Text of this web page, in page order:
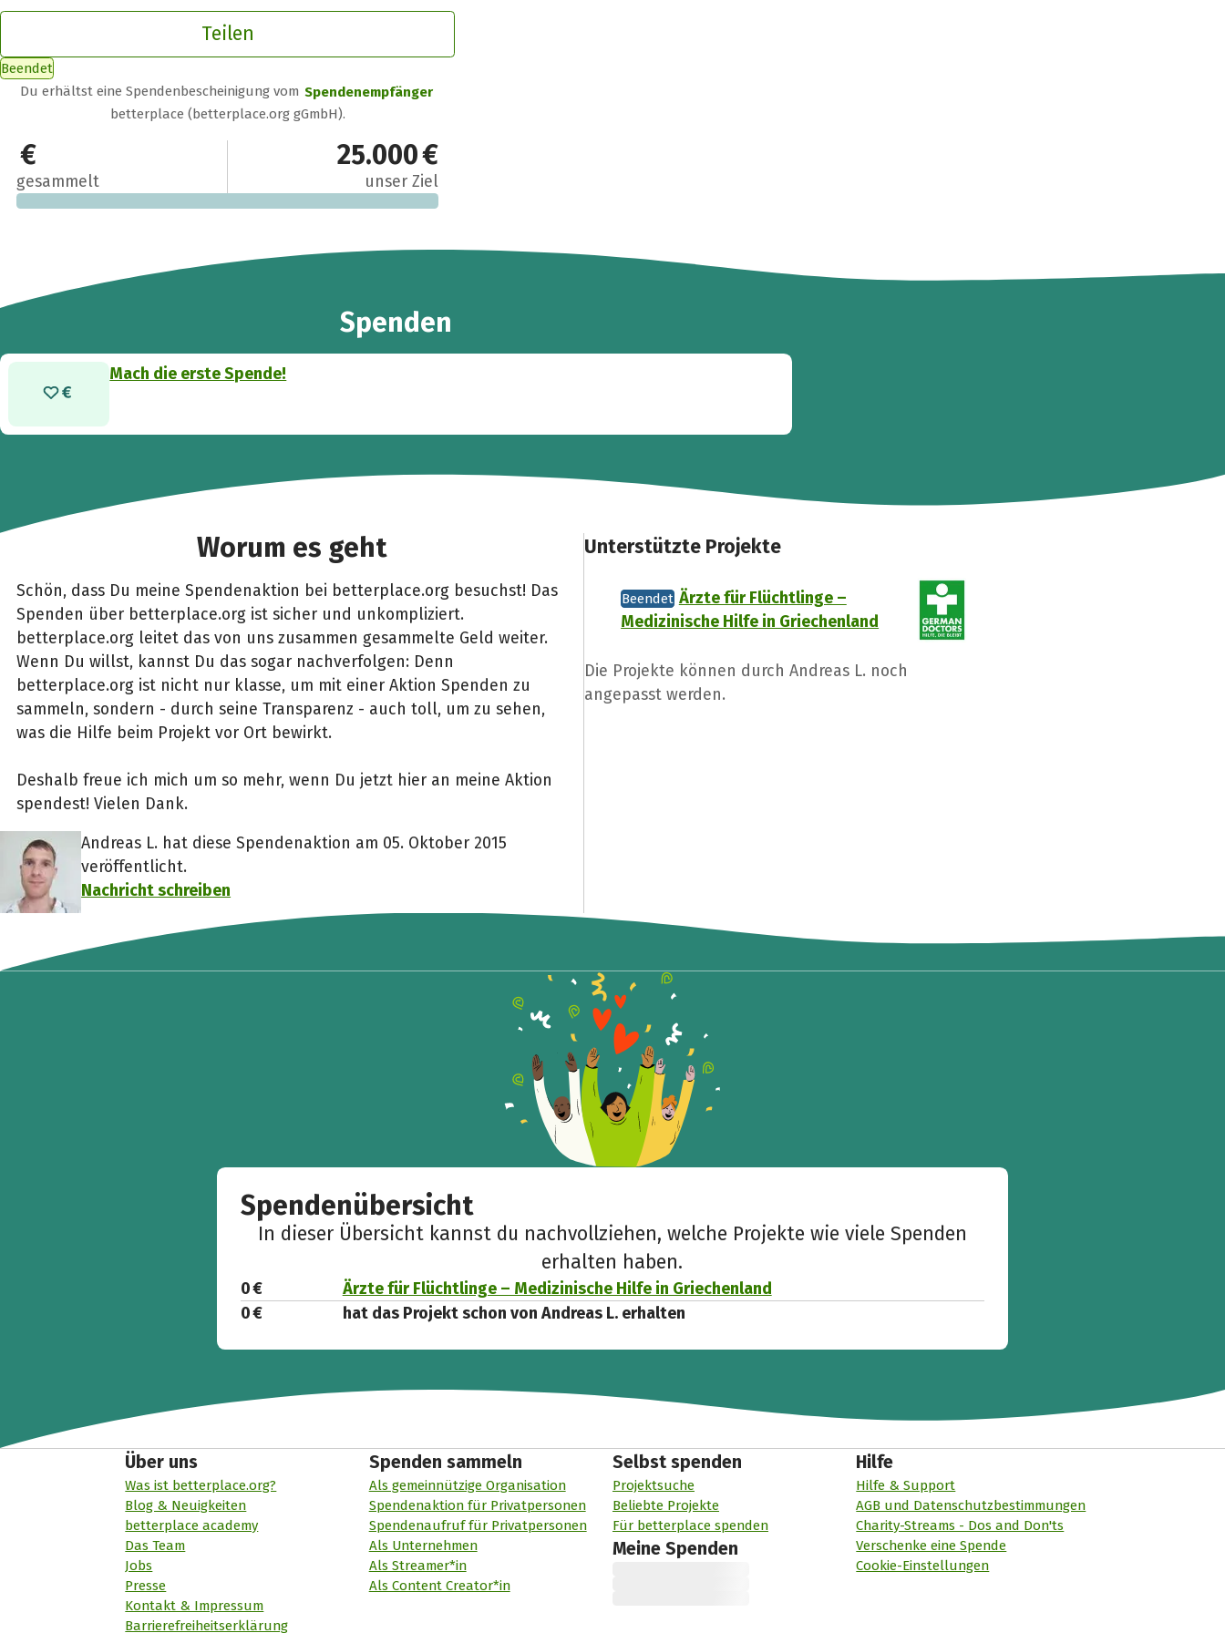
Teilen
Beendet
Du erhältst eine Spendenbescheinigung vom Spendenempfänger
betterplace (betterplace.org gGmbH).
0 €
gesammelt
25.000 €
unser Ziel
Spenden
Mach die erste Spende!
Worum es geht
Schön, dass Du meine Spendenaktion bei betterplace.org besuchst! Das
Spenden über betterplace.org ist sicher und unkompliziert.
betterplace.org leitet das von uns zusammen gesammelte Geld weiter.
Wenn Du willst, kannst Du das sogar nachverfolgen: Denn
betterplace.org ist nicht nur klasse, um mit einer Aktion Spenden zu
sammeln, sondern - durch seine Transparenz - auch toll, um zu sehen,
was die Hilfe beim Projekt vor Ort bewirkt.
Deshalb freue ich mich um so mehr, wenn Du jetzt hier an meine Aktion
spendest! Vielen Dank.
Andreas L. hat diese Spendenaktion am 05. Oktober 2015
veröffentlicht.
Nachricht schreiben
Unterstützte Projekte
Beendet Ärzte für Flüchtlinge –
Medizinische Hilfe in Griechenland
Die Projekte können durch Andreas L. noch
angepasst werden.
Spendenübersicht
In dieser Übersicht kannst du nachvollziehen, welche Projekte wie viele Spenden
erhalten haben.
0 €
Ärzte für Flüchtlinge – Medizinische Hilfe in Griechenland
0 €
hat das Projekt schon von Andreas L. erhalten
Über uns
Was ist betterplace.org?
Blog & Neuigkeiten
betterplace academy
Das Team
Jobs
Presse
Kontakt & Impressum
Barrierefreiheitserklärung
Spenden sammeln
Als gemeinnützige Organisation
Spendenaktion für Privatpersonen
Spendenaufruf für Privatpersonen
Als Unternehmen
Als Streamer*in
Als Content Creator*in
Selbst spenden
Projektsuche
Beliebte Projekte
Für betterplace spenden
Meine Spenden
Hilfe
Hilfe & Support
AGB und Datenschutzbestimmungen
Charity-Streams - Dos and Don'ts
Verschenke eine Spende
Cookie-Einstellungen